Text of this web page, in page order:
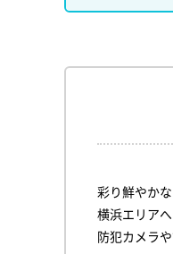
彩り鮮やか
横浜エリア
防犯カメラ